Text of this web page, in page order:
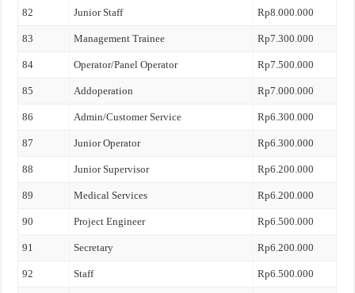
82 Junior Staff Rp8.000.000
83 Management Trainee Rp7.300.000
84 Operator/Panel Operator Rp7.500.000
85 Addoperation Rp7.000.000
86 Admin/Customer Service Rp6.300.000
87 Junior Operator Rp6.300.000
88 Junior Supervisor Rp6.200.000
89 Medical Services Rp6.200.000
90 Project Engineer Rp6.500.000
91 Secretary Rp6.200.000
92 Staff Rp6.500.000